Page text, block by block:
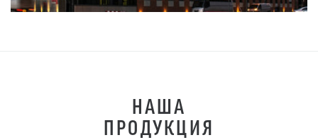
НАША
ПРОДУКЦИЯ